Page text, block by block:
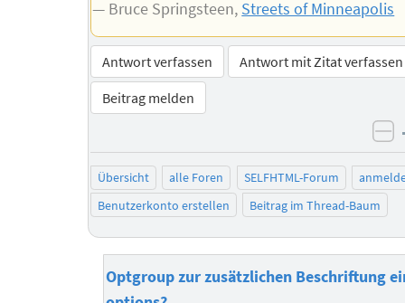
— Bruce Springsteen, Streets of Minneapolis
Antwort verfassen
Antwort mit Zitat verfassen
Beitrag melden
Übersicht alle Foren SELFHTML-Forum
Benutzerkonto erstellen
Beitrag im Thread-Baum
Optgroup zur zusätzlichen Beschriftung